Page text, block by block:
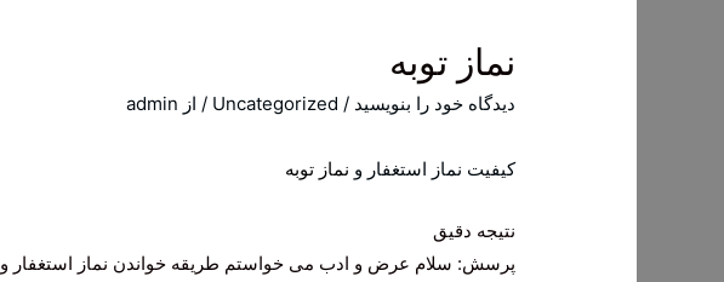
نماز توبه
دیدگاه‌ خود را بنویسید /
Uncategorized / از admin
کیفیت نماز استغفار و نماز توبه
نتیجه دقیق
پرسش: سلام عرض و ادب می خواستم طریقه خواندن نماز استغفار و